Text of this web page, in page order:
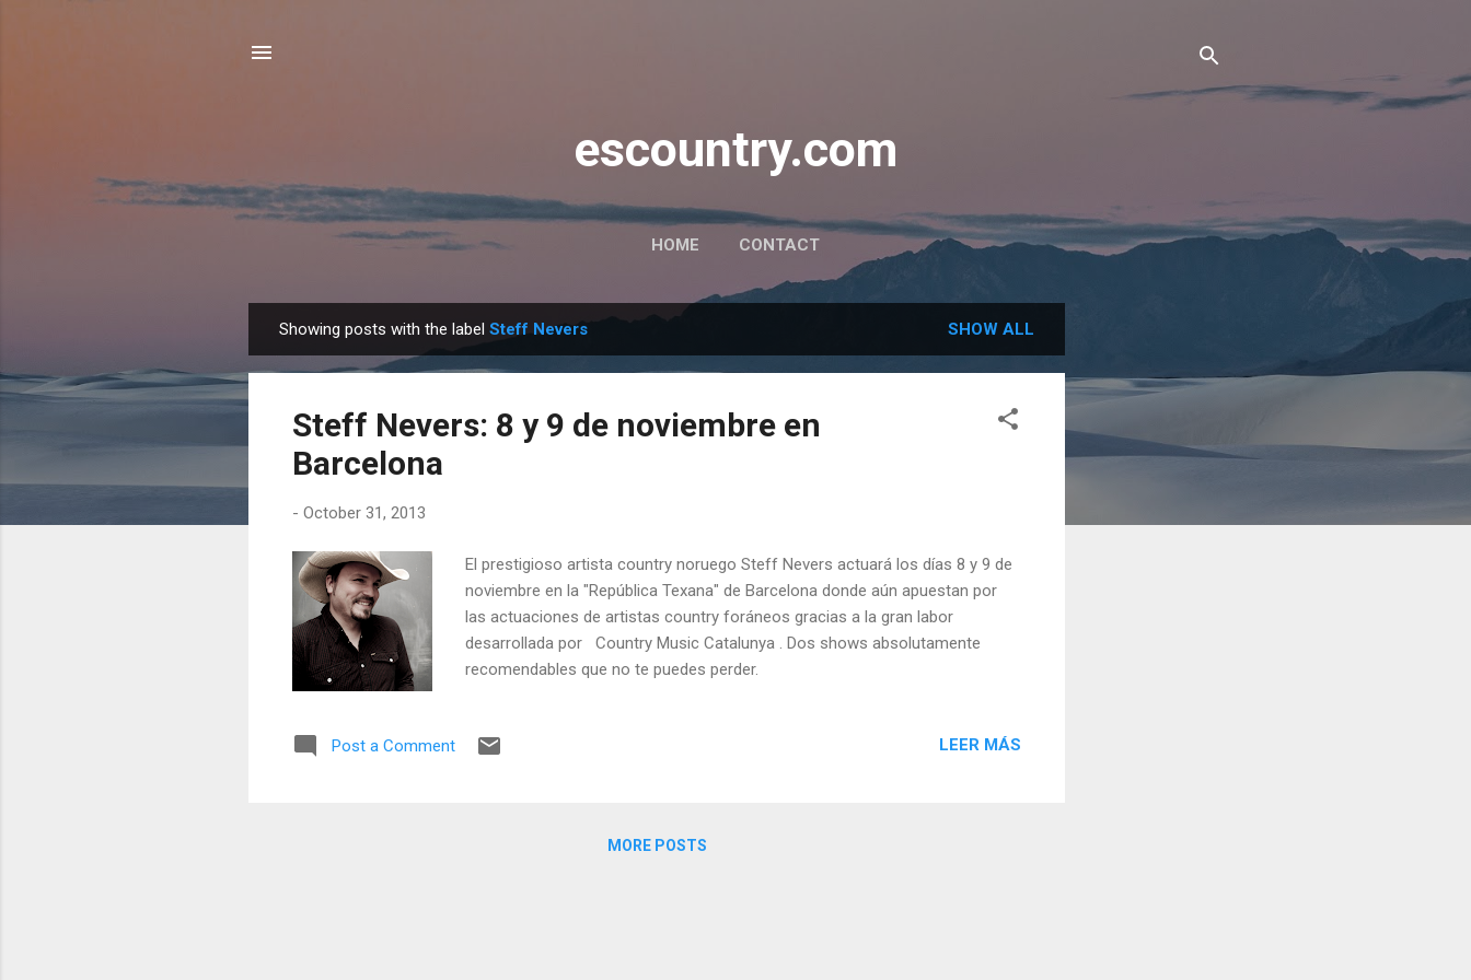
escountry.com
HOME CONTACT
o
Showing posts with the label Steff Nevers SHOW ALL
Steff Nevers: 8 y 9 de noviembre en
Barcelona
- October 31, 2013
El prestigioso artista country noruego Steff Nevers actuará los días 8 y 9 de
noviembre en la "República Texana" de Barcelona donde aún apuestan por
las actuaciones de artistas country foráneos gracias a la gran labor
desarrollada por Country Music Catalunya . Dos shows absolutamente
recomendables que no te puedes perder.
Post a Comment LEER MÁS
MORE POSTS